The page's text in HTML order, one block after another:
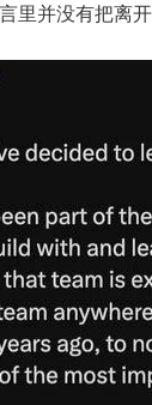
里并没有把离